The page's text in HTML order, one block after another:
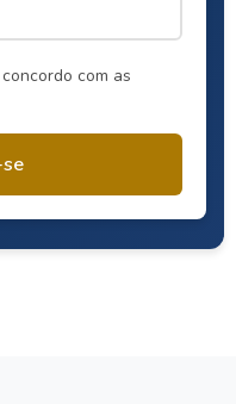
com as